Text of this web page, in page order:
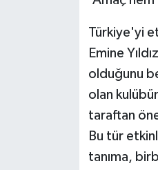
Türkiye'yi
Emine
olduğunu
olan
taraftan
Bu tür
tanıma,
SPOR HABERLERİ
ÜLKE GÜNDEMİ